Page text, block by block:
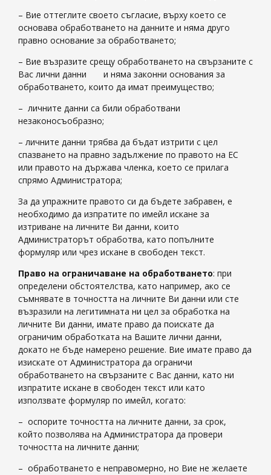
– Вие оттеглите своето съгласие, върху което се
основава обработването на данните и няма друго
правно основание за обработването;
– Вие възразите срещу обработването на свързаните с
Вас лични данни и няма законни основания за
обработването, които да имат преимущество;
– личните данни са били обработвани
незаконосъобразно;
– личните данни трябва да бъдат изтрити с цел
спазването на правно задължение по правото на ЕС
или правото на държава членка, което се прилага
спрямо Администратора;
За да упражните правото си да бъдете забравен, е
необходимо да изпратите по имейл искане за
изтриване на личните Ви данни, които
Администраторът обработва, като попълните
формуляр или чрез искане в свободен текст.
Право на ограничаване на обработването: при
определени обстоятелства, като например, ако се
съмнявате в точността на личните Ви данни или сте
възразили на легитимната ни цел за обработка на
личните Ви данни, имате право да поискате да
ограничим обработката на Вашите лични данни,
докато не бъде намерено решение. Вие имате право да
изискате от Администратора да ограничи
обработването на свързаните с Вас данни, като ни
изпратите искане в свободен текст или като
използвате формуляр по имейл, когато:
– оспорите точността на личните данни, за срок,
който позволява на Администратора да провери
точността на личните данни;
– обработването е неправомерно, но Вие не желаете